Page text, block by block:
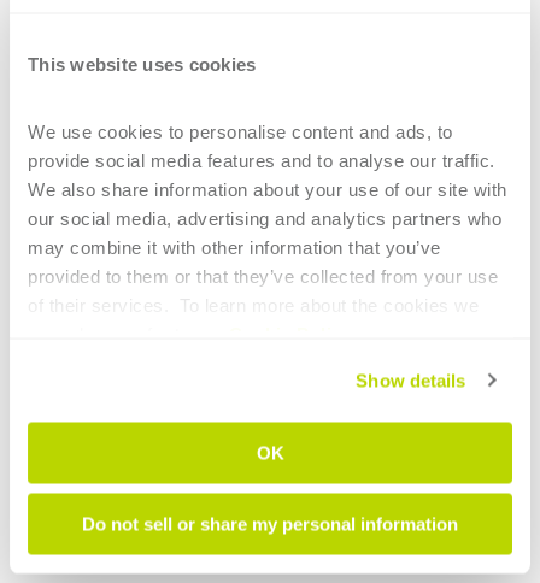
This website uses cookies
We use cookies to personalise content and ads, to
provide social media features and to analyse our traffic.
We also share information about your use of our site with
our social media, advertising and analytics partners who
may combine it with other information that you’ve
provided to them or that they’ve collected from your use
of their services.  To learn more about the cookies we
Show details
OK
Do not sell or share my personal information
Cabina de un vehículo
Diseñar perfiles especiales
con el módulo «Secciones
especiales paramétricas»